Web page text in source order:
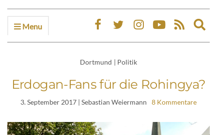
Menu
Dortmund | Politik
Erdogan-Fans für die Rohingya?
3. September 2017 | Sebastian Weiermann 8 Kommentare